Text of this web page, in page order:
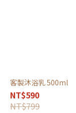
客製沐浴乳 500ml
NT$590
NT$799